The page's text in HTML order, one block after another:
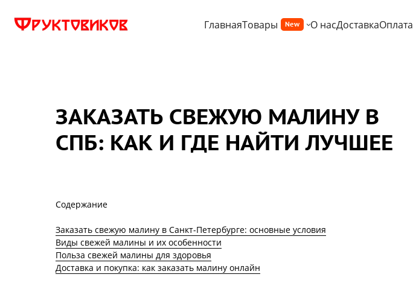
ГлавнаяТовары New О насДоставкаОплата
ЗАКАЗАТЬ СВЕЖУЮ МАЛИНУ В
СПБ: КАК И ГДЕ НАЙТИ ЛУЧШЕЕ
Содержание
Заказать свежую малину в Санкт-Петербурге: основные условия
Виды свежей малины и их особенности
Польза свежей малины для здоровья
Доставка и покупка: как заказать малину онлайн